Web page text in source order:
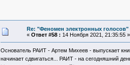
Re: "Феномен электронных голосов"
« Ответ #58 : 14 Ноября 2021, 21:35:55 »
Основатель РАИТ - Артем Михеев - выпускает
начинает сдвигаться... РАИТ - на сегодняшний